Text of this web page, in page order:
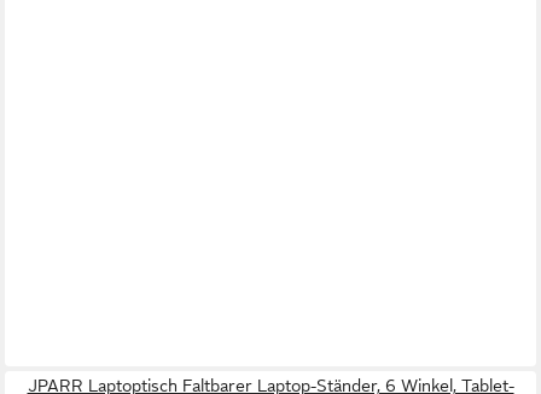
JPARR Laptoptisch Faltbarer Laptop-Ständer, 6 Winkel, Tablet-